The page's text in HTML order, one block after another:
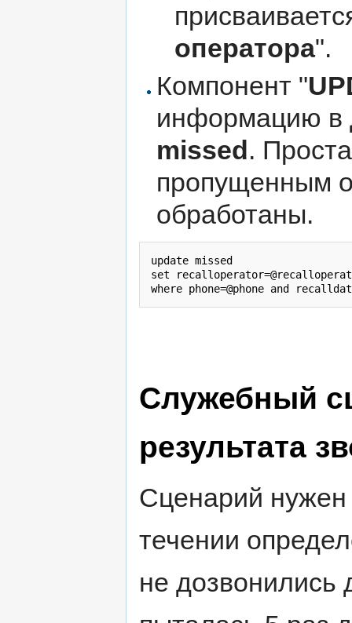
оператора".
Компонент "
информацию в
missed .
пропущенным
обработаны.
update missed
set
Служебный
результата
Сценарий нужен
течении
не дозвонились